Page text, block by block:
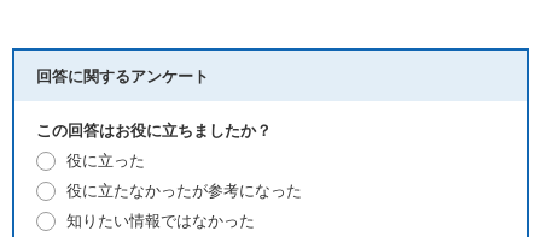
回答に関するアンケート
この回答はお役に立ちましたか？
役に立った
役に立たなかったが参考になった
知りたい情報ではなかった